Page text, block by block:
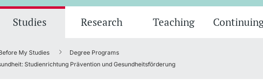
Alumni
Studies Research Teaching
My Studies
Degree Programs
Studienrichtung Prävention und Gesundheitsförderung